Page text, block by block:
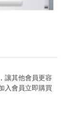
讓其他會員更容
入會員立即購買